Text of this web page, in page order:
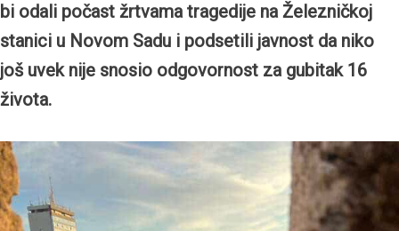
bi odali počast žrtvama tragedije na Železničkoj
stanici u Novom Sadu i podsetili javnost da niko
još uvek nije snosio odgovornost za gubitak 16
života.